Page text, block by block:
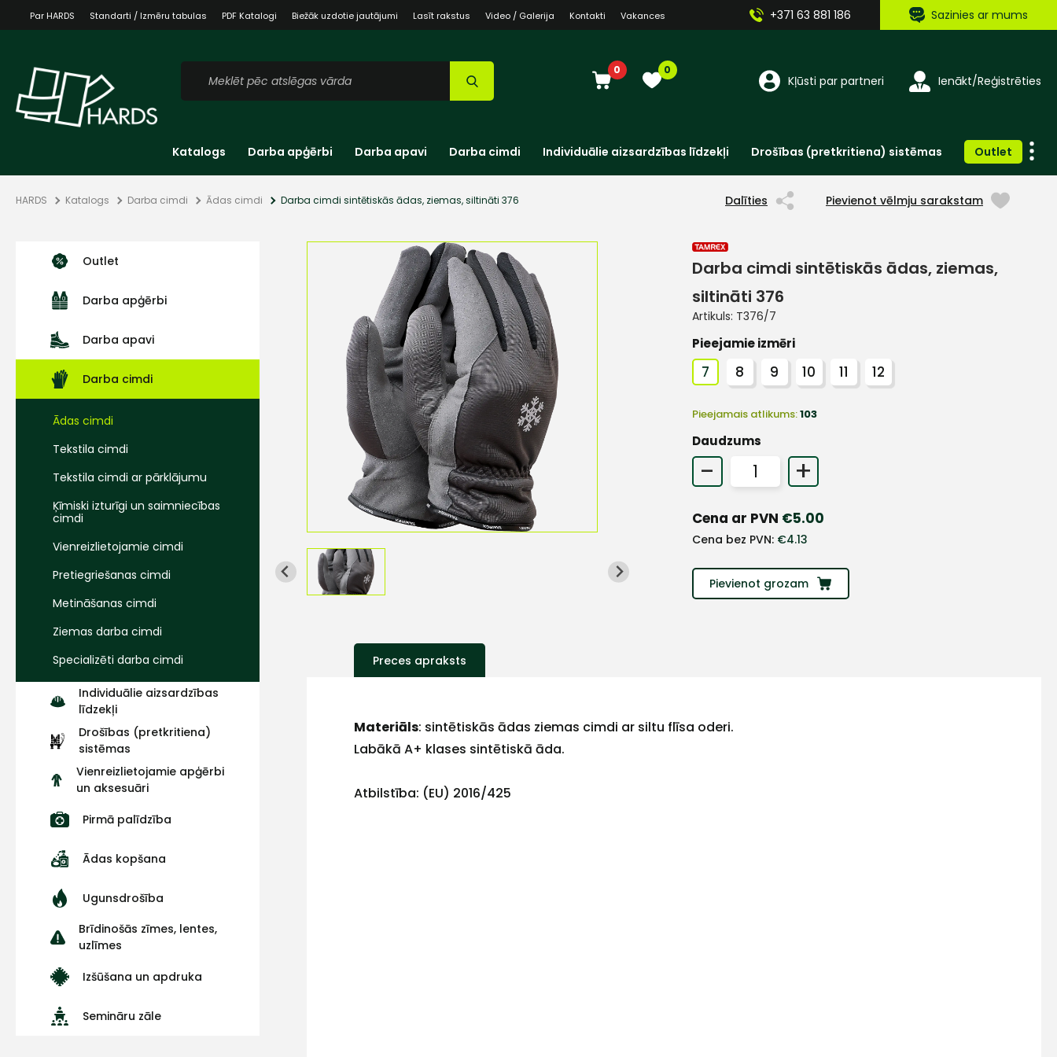
Par HARDS Standarti / Izmēru tabulas PDF Katalogi Biežāk uzdotie jautājumi Lasīt rakstus Video / Galerija Kontakti Vakances +371 63 881 186 Sazinies ar mums
0 0
Kļūsti par partneri Ienākt/Reģistrēties
Katalogs Darba apģērbi Darba apavi Darba cimdi Individuālie aizsardzības līdzekļi Drošības (pretkritiena) sistēmas Outlet
HARDS Katalogs Darba cimdi Ādas cimdi Darba cimdi sintētiskās ādas, ziemas, siltināti 376 Dalīties Pievienot vēlmju sarakstam
Outlet
Darba apģērbi
Darba apavi
Darba cimdi
Ādas cimdi
Tekstila cimdi
Tekstila cimdi ar pārklājumu
Ķīmiski izturīgi un saimniecības
cimdi
Vienreizlietojamie cimdi
Pretiegriešanas cimdi
Metināšanas cimdi
Ziemas darba cimdi
Specializēti darba cimdi
Individuālie aizsardzības
līdzekļi
Drošības (pretkritiena)
sistēmas
Vienreizlietojamie apģērbi
un aksesuāri
Pirmā palīdzība
Ādas kopšana
Ugunsdrošība
Brīdinošās zīmes, lentes,
uzlīmes
Izšūšana un apdruka
Semināru zāle
Darba cimdi sintētiskās ādas, ziemas,
siltināti 376
Artikuls: T376/7
Pieejamie izmēri
7 8 9 10 11 12
Pieejamais atlikums:103
Daudzums
- +
Cena ar PVN €5.00
Cena bez PVN: €4.13
Pievienot grozam
Preces apraksts
Materiāls: sintētiskās ādas ziemas cimdi ar siltu flīsa oderi.
Labākā A+ klases sintētiskā āda.
Atbilstība: (EU) 2016/425
+